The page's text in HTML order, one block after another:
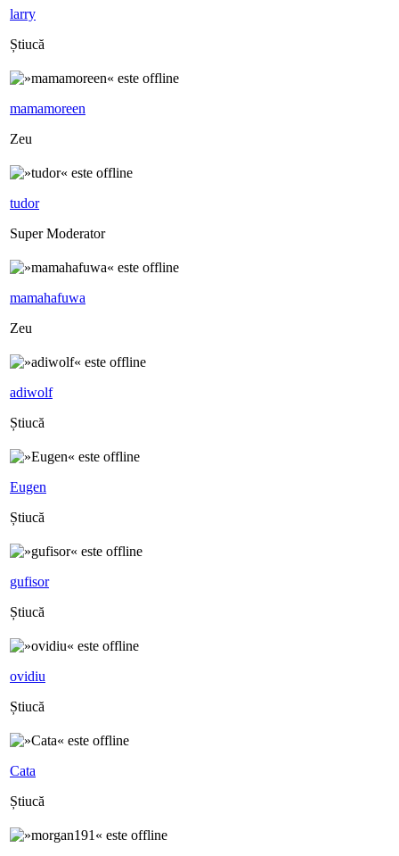
larry
Știucă
mamamoreen
Zeu
tudor
Super Moderator
mamahafuwa
Zeu
adiwolf
Știucă
Eugen
Știucă
gufisor
Știucă
ovidiu
Știucă
Cata
Știucă